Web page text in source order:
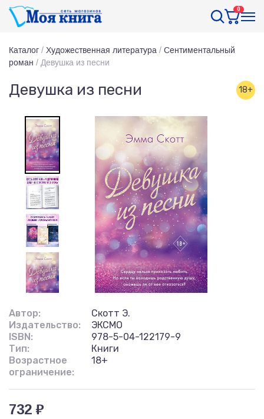
0
Каталог / Художественная литература / Сентиментальный
роман / Девушка из песни
Девушка из песни 18+
Автор:
Скотт Э.
Издательство:
ЭКСМО
ISBN:
978-5-04-122179-9
Тип:
Книги
Возрастное
ограничение:
18+
732 ₽